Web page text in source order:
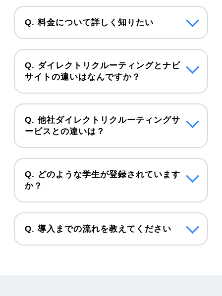
Q. 料金について詳しく知りたい
Q. ダイレクトリクルーティングとナビ
サイトの違いはなんですか？
Q. 他社ダイレクトリクルーティングサ
ービスとの違いは？
Q. どのような学生が登録されています
か？
Q. 導入までの流れを教えてください